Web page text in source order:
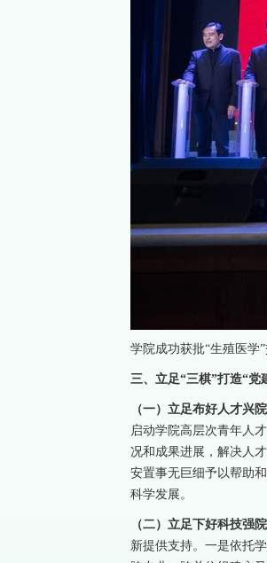
学院成功获批“生殖医学
三、立足“三棋”打造“党
（一）立足布好人才兴院
启动学院高层次青年人
况和成果进展，解决人
安置事无巨细予以帮助
科学发展。
（二）立足下好科技强院
新提供支持。一是依托